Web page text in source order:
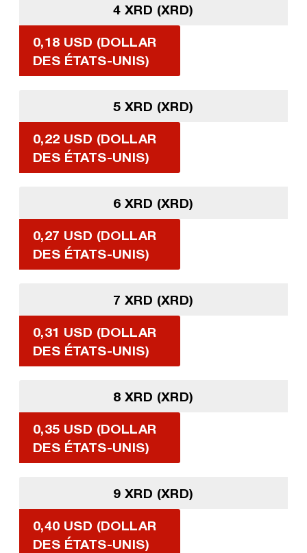
4 XRD (XRD)
0,18 USD (DOLLAR
DES ÉTATS-UNIS)
5 XRD (XRD)
0,22 USD (DOLLAR
DES ÉTATS-UNIS)
6 XRD (XRD)
0,27 USD (DOLLAR
DES ÉTATS-UNIS)
7 XRD (XRD)
0,31 USD (DOLLAR
DES ÉTATS-UNIS)
8 XRD (XRD)
0,35 USD (DOLLAR
DES ÉTATS-UNIS)
9 XRD (XRD)
0,40 USD (DOLLAR
DES ÉTATS-UNIS)